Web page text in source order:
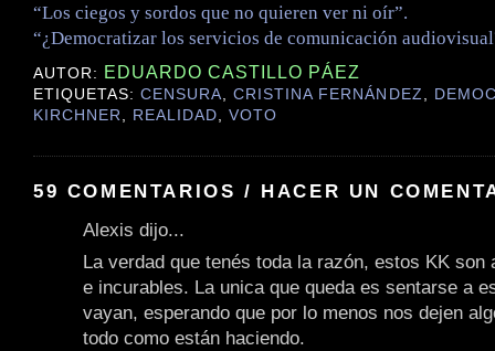
“Los ciegos y sordos que no quieren ver ni oír”.
“¿Democratizar los servicios de comunicación
AUTOR: EDUARDO CASTILLO PÁEZ
ETIQUETAS:CENSURA,CRISTINA FERNÁNDEZ,
KIRCHNER, REALIDAD,VOTO
59 COMENTARIOS / HACER UN
Alexis dijo...
La verdad que tenés toda la razón, estos KK son
e incurables. La unica que queda es sentarse a
vayan, esperando que por lo menos nos dejen
todo como están haciendo.